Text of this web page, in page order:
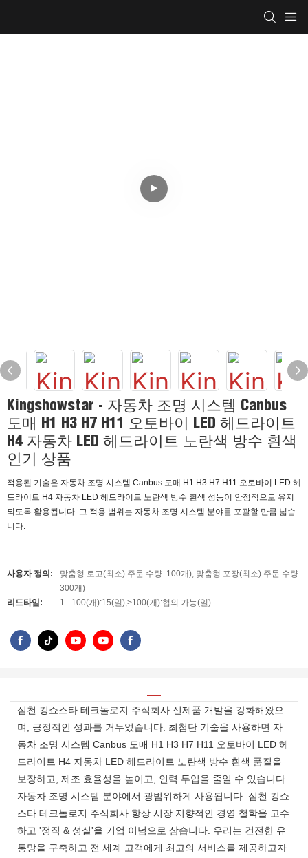
Kingshowstar - 자동차 조명 시스템 Canbus
도매 H1 H3 H7 H11 오토바이 LED 헤드라이트
H4 자동차 LED 헤드라이트 노란색 방수 흰색
인기 상품
적용된 기술은 자동차 조명 시스템 Canbus 도매 H1 H3 H7 H11 오토바이 LED 헤
드라이트 H4 자동차 LED 헤드라이트 노란색 방수 흰색 성능이 안정적으로 유지
되도록 활용됩니다. 그 적용 범위는 자동차 조명 시스템 분야를 포괄할 만큼 넓습
니다.
사용자 정의:
맞춤형 로고(최소) 주문 수량: 100개), 맞춤형 포장(최소) 주문 수량:
300개)
리드타임:
1 - 100(개):15(일),>100(개):협의 가능(일)
심천 킹쇼스타 테크놀로지 주식회사 신제품 개발을 강화해왔으
며, 긍정적인 성과를 거두었습니다. 최첨단 기술을 사용하면 자
동차 조명 시스템 Canbus 도매 H1 H3 H7 H11 오토바이 LED 헤
드라이트 H4 자동차 LED 헤드라이트 노란색 방수 흰색 품질을
보장하고, 제조 효율성을 높이고, 인력 투입을 줄일 수 있습니다.
자동차 조명 시스템 분야에서 광범위하게 사용됩니다. 심천 킹쇼
스타 테크놀로지 주식회사 항상 시장 지향적인 경영 철학을 고수
하고 '정직 & 성실'을 기업 이념으로 삼습니다. 우리는 건전한 유
통망을 구축하고 전 세계 고객에게 최고의 서비스를 제공하고자